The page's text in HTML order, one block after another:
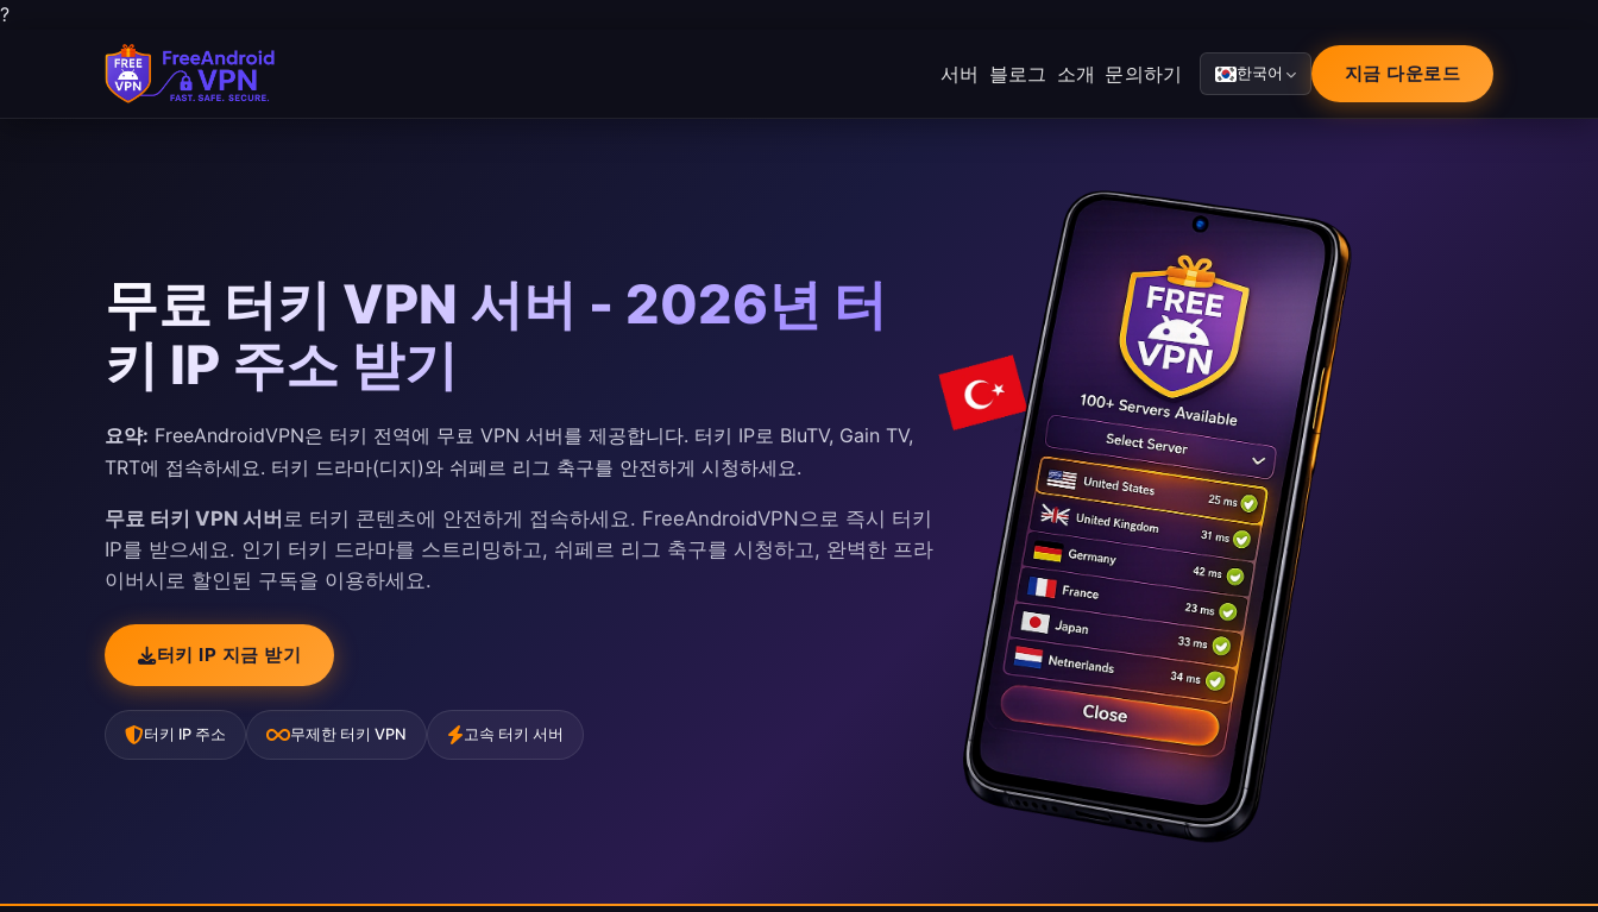
?
서버 블로그 소개 문의하기 한국어 지금 다운로드
무료 터키 VPN 서버 - 2026년 터
키 IP 주소 받기
요약: FreeAndroidVPN은 터키 전역에 무료 VPN 서버를 제공합니다. 터키 IP로 BluTV, Gain TV,
TRT에 접속하세요. 터키 드라마(디지)와 쉬페르 리그 축구를 안전하게 시청하세요.
무료 터키 VPN 서버 로 터키 콘텐츠에 안전하게 접속하세요. FreeAndroidVPN으로 즉시 터키
IP를 받으세요. 인기 터키 드라마를 스트리밍하고, 쉬페르 리그 축구를 시청하고, 완벽한 프라
이버시로 할인된 구독을 이용하세요.
터키 IP 지금 받기
터키 IP 주소 무제한 터키 VPN 고속 터키 서버